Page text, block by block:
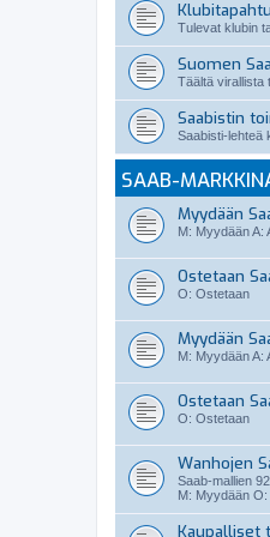
Tulevat klubin
Suomen
Täältä virallista
Saabistin
Saabisti-lehteä
SAAB-
Myydään
M: Myydään A:
Ostetaan
O: Ostetaan
Myydään
M: Myydään A:
Ostetaan
O: Ostetaan
Wanhojen
Saab-mallien
M: Myydään O:
Kaupalliset